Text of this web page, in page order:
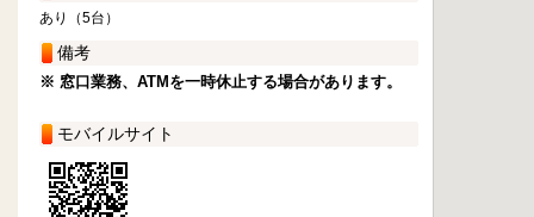
あり（5台）
備考
※ 窓口業務、ATMを一時休止する場合があります。
モバイルサイト